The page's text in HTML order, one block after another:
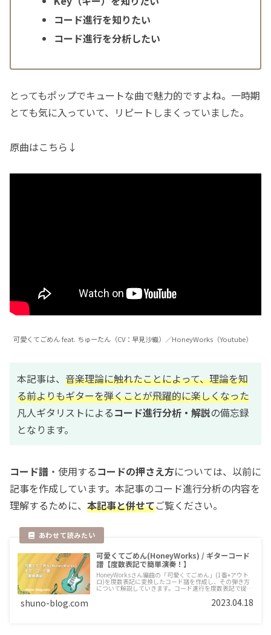
コード進行を知りたい
コード進行を分析したい
とってもポップでキュートな曲で魅力的ですよね。一時期
とても気に入っていて、リピートしまくっていました。
原曲はこちら↓
可愛くてごめん feat. ちゅーたん（CV：早見沙織）／HoneyWorks（Youtube）
本記事は、 音楽理論に触れたことによって、理論を知
る前よりもギターを弾くことが飛躍的に楽しくなった
凡人ギタリストによるコード進行分析・解説の備忘録
となります。
コード譜 ・使用するコードの押さえ方については、以前に
記事を作成しています。本記事のコード進行分析の内容を
理解するために、 本記事と併せてご覧ください。
可愛くてごめん(HoneyWorks) / ギターコード
譜【度数表記で簡単演奏！】
HoneyWorksさん編曲の「可愛くてごめん」(1番+アウト
ロ)を度数表記に変換したコード譜を作成し、その弾き方
について解説していきます。コード進行を度数表記で捉え
り、色々な曲を弾くことができるようになりますよ。
shuno-blog.com 2023.04.18